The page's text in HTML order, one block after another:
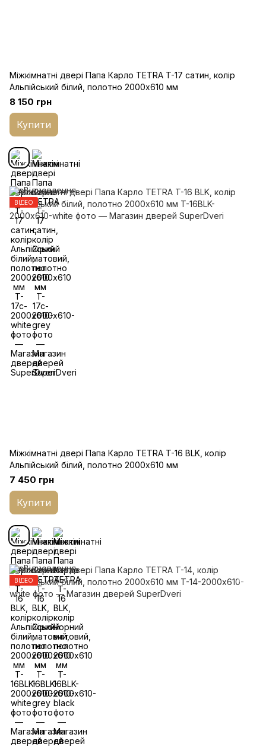
Міжкімнатні двері Папа Карло TETRA T-17 cатин, колір
Альпійський білий, полотно 2000х610 мм
8 150 грн
Купити
ВІДЕО
Міжкімнатні двері Папа Карло TETRA T-16 BLK, колір
Альпійський білий, полотно 2000х610 мм
7 450 грн
Купити
ВІДЕО